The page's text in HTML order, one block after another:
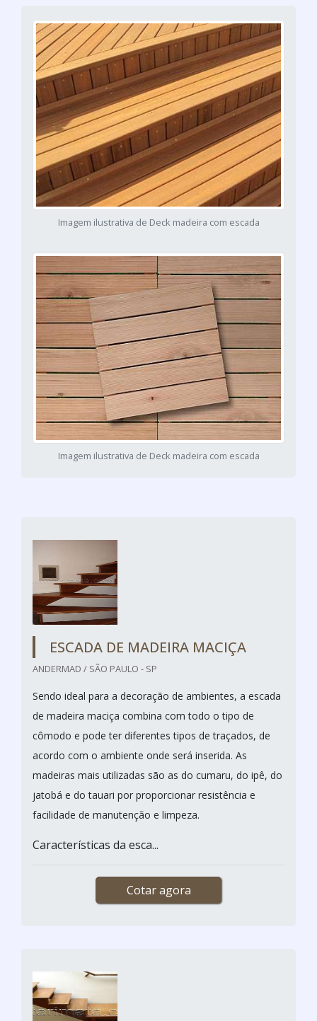
Imagem ilustrativa de Deck madeira com escada
Imagem ilustrativa de Deck madeira com escada
ESCADA DE MADEIRA MACIÇA
ANDERMAD / SÃO PAULO - SP
Sendo ideal para a decoração de ambientes, a escada
de madeira maciça combina com todo o tipo de
cômodo e pode ter diferentes tipos de traçados, de
acordo com o ambiente onde será inserida. As
madeiras mais utilizadas são as do cumaru, do ipê, do
jatobá e do tauari por proporcionar resistência e
facilidade de manutenção e limpeza.
Características da esca...
Cotar agora